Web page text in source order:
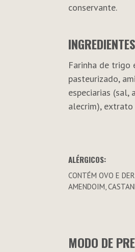
conservante.
INGREDIENTES
Farinha de trigo
pasteurizado,
especiarias (sal,
alecrim), extrato
ALÉRGICOS:
CONTÉM OVO E
AMENDOIM,
MODO DE